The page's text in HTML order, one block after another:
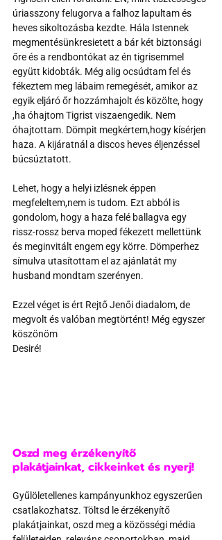
úriasszony felugorva a falhoz lapultam és
heves sikoltozásba kezdte. Hála Istennek
megmentésünkresietett a bár két biztonsági
őre és a rendbontókat az én tigrisemmel
együtt kidobták. Még alig ocsúdtam fel és
fékeztem meg lábaim remegését, amikor az
egyik eljáró őr hozzámhajolt és közölte, hogy
,ha óhajtom Tigrist viszaengedik. Nem
óhajtottam. Dömpit megkértem,hogy kísérjen
haza. A kijáratnál a discos heves éljenzéssel
búcsúztatott.
Lehet, hogy a helyi izlésnek éppen
megfeleltem,nem is tudom. Ezt abból is
gondolom, hogy a haza felé ballagva egy
rissz-rossz berva moped fékezett mellettünk
és meginvitált engem egy körre. Dömperhez
símulva utasítottam el az ajánlatát my
husband mondtam szerényen.
Ezzel véget is ért Rejtő Jenői diadalom, de
megvolt és valóban megtörtént! Még egyszer
köszönöm
Desiré!
Oszd meg érzékenyítő
plakátjainkat, cikkeinket és nyerj!
Gyűlöletellenes kampányunkhoz egyszerűen
csatlakozhatsz. Töltsd le érzékenyítő
plakátjainkat, oszd meg a közösségi média